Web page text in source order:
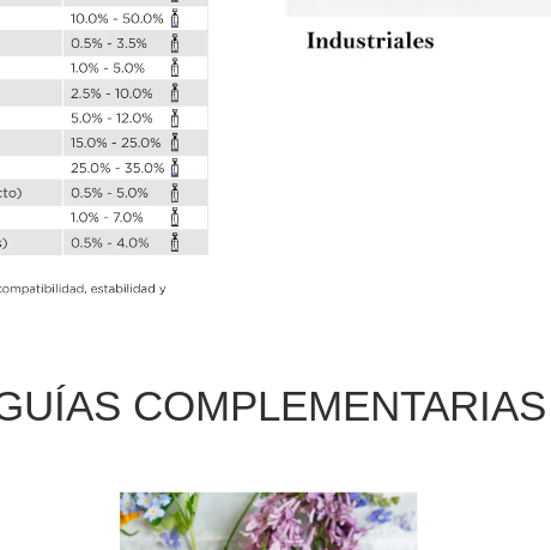
COMPLEMENTARIAS